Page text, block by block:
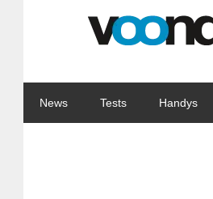
News Tests Handys